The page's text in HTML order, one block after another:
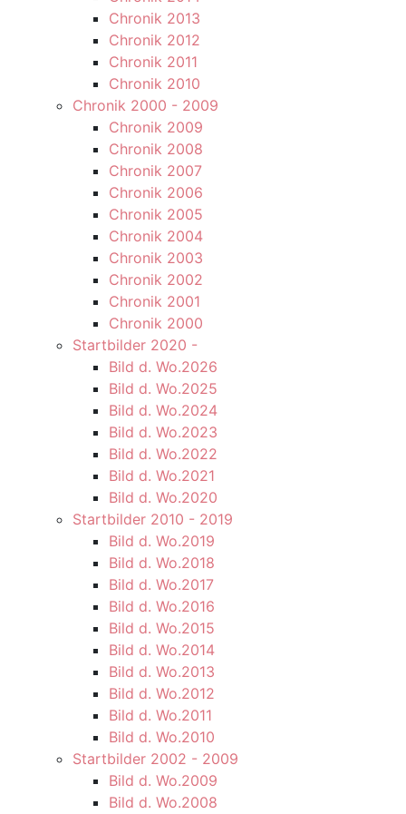
Chronik 2013
Chronik 2012
Chronik 2011
Chronik 2010
Chronik 2000 - 2009
Chronik 2009
Chronik 2008
Chronik 2007
Chronik 2006
Chronik 2005
Chronik 2004
Chronik 2003
Chronik 2002
Chronik 2001
Chronik 2000
Startbilder 2020 -
Bild d. Wo.2026
Bild d. Wo.2025
Bild d. Wo.2024
Bild d. Wo.2023
Bild d. Wo.2022
Bild d. Wo.2021
Bild d. Wo.2020
Startbilder 2010 - 2019
Bild d. Wo.2019
Bild d. Wo.2018
Bild d. Wo.2017
Bild d. Wo.2016
Bild d. Wo.2015
Bild d. Wo.2014
Bild d. Wo.2013
Bild d. Wo.2012
Bild d. Wo.2011
Bild d. Wo.2010
Startbilder 2002 - 2009
Bild d. Wo.2009
Bild d. Wo.2008